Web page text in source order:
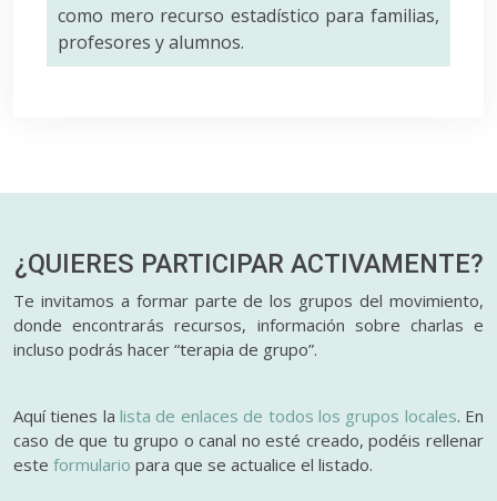
como mero recurso estadístico para familias,
profesores y alumnos.
¿QUIERES PARTICIPAR ACTIVAMENTE?
Te invitamos a formar parte de los grupos del movimiento,
donde encontrarás recursos, información sobre charlas e
incluso podrás hacer “terapia de grupo”.
Aquí tienes lalista de enlaces de todos los grupos locales. En
caso de que tu grupo o canal no esté creado, podéis rellenar
este formulario para que se actualice el listado.